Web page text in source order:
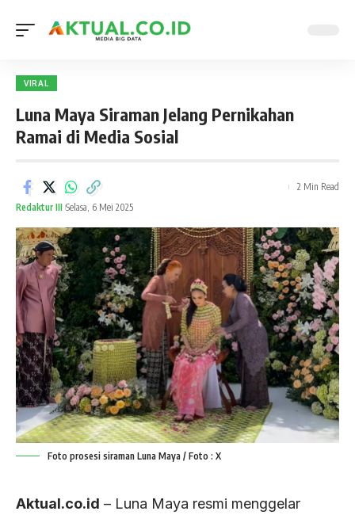
VIRAL
Luna Maya Siraman Jelang Pernikahan
Ramai di Media Sosial
Redaktur III Selasa, 6 Mei 2025
2 Min Read
Foto prosesi siraman Luna Maya / Foto : X
Aktual.co.id – Luna Maya resmi menggelar